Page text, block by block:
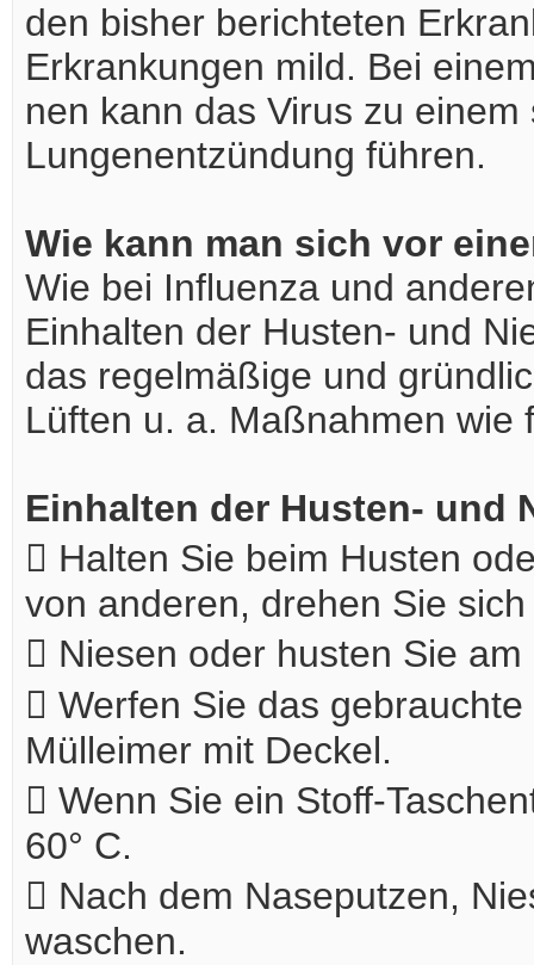
den bisher berichteten
Erkrankungen mild. Bei
nen kann das Virus zu
Lungenentzündung führen.
Wie kann man sich vor
Wie bei Influenza und
Einhalten der Husten- und
das regelmäßige und
Lüften u. a. Maßnahmen wie
Einhalten der Husten- und
 Halten Sie beim Husten
von anderen, drehen Sie
 Niesen oder husten Sie
 Werfen Sie das
Mülleimer mit Deckel.
 Wenn Sie ein Stoff-
60° C.
 Nach dem Naseputzen,
waschen.